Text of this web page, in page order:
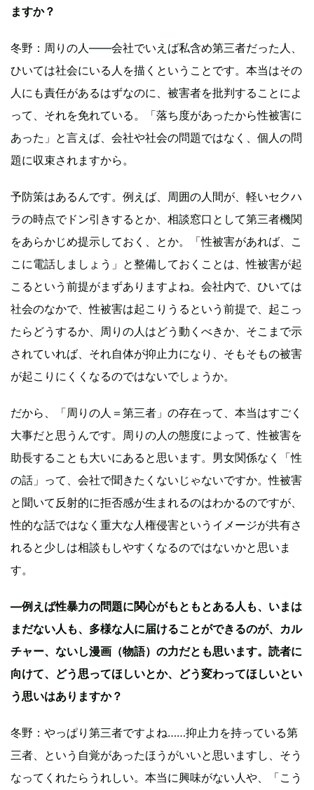
ますか？
冬野：周りの人——会社でいえば私含め第三者だった人、
ひいては社会にいる人を描くということです。本当はその
人にも責任があるはずなのに、被害者を批判することによ
って、それを免れている。「落ち度があったから性被害に
あった」と言えば、会社や社会の問題ではなく、個人の問
題に収束されますから。
予防策はあるんです。例えば、周囲の人間が、軽いセクハ
ラの時点でドン引きするとか、相談窓口として第三者機関
をあらかじめ提示しておく、とか。「性被害があれば、こ
こに電話しましょう」と整備しておくことは、性被害が起
こるという前提がまずありますよね。会社内で、ひいては
社会のなかで、性被害は起こりうるという前提で、起こっ
たらどうするか、周りの人はどう動くべきか、そこまで示
されていれば、それ自体が抑止力になり、そもそもの被害
が起こりにくくなるのではないでしょうか。
だから、「周りの人＝第三者」の存在って、本当はすごく
大事だと思うんです。周りの人の態度によって、性被害を
助長することも大いにあると思います。男女関係なく「性
の話」って、会社で聞きたくないじゃないですか。性被害
と聞いて反射的に拒否感が生まれるのはわかるのですが、
性的な話ではなく重大な人権侵害というイメージが共有さ
れると少しは相談もしやすくなるのではないかと思いま
す。
―例えば性暴力の問題に関心がもともとある人も、いまは
まだない人も、多様な人に届けることができるのが、カル
チャー、ないし漫画（物語）の力だとも思います。読者に
向けて、どう思ってほしいとか、どう変わってほしいとい
う思いはありますか？
冬野：やっぱり第三者ですよね……抑止力を持っている第
三者、という自覚があったほうがいいと思いますし、そう
なってくれたらうれしい。本当に興味がない人や、「こう